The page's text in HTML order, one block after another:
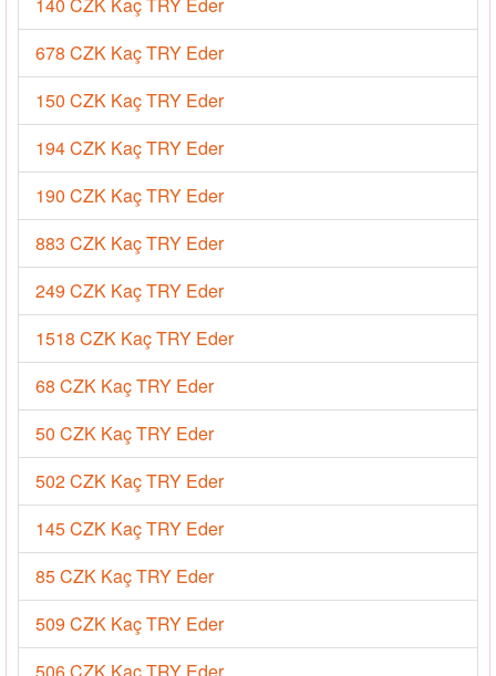
678 CZK Kaç TRY Eder
150 CZK Kaç TRY Eder
194 CZK Kaç TRY Eder
190 CZK Kaç TRY Eder
883 CZK Kaç TRY Eder
249 CZK Kaç TRY Eder
1518 CZK Kaç TRY Eder
68 CZK Kaç TRY Eder
50 CZK Kaç TRY Eder
502 CZK Kaç TRY Eder
145 CZK Kaç TRY Eder
85 CZK Kaç TRY Eder
509 CZK Kaç TRY Eder
506 CZK Kaç TRY Eder